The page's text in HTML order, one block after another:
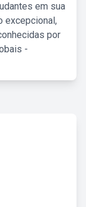
em sua
excepcional,
por
-